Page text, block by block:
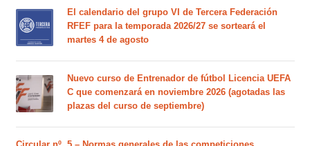
El calendario del grupo VI de Tercera Federación
RFEF para la temporada 2026/27 se sorteará el
martes 4 de agosto
Nuevo curso de Entrenador de fútbol Licencia UEFA
C que comenzará en noviembre 2026 (agotadas las
plazas del curso de septiembre)